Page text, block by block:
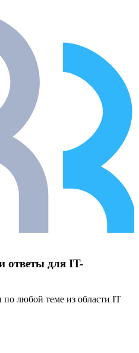
для IT-
любой теме из области IT